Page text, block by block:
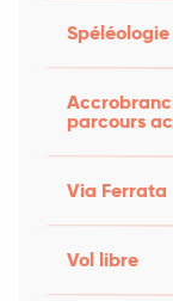
Spéléologie
parcours
Via Ferrata
Vol libre
Juillac